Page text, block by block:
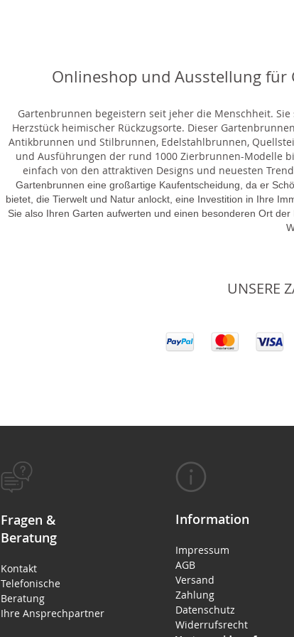
Onlineshop und Ausstellung
Gartenbrunnen begeistern seit jeher die Menschheit.
Herzstück heimischer Rückzugsorte. Dieser
Antikbrunnen und Stilbrunnen, Edelstahlbrunnen,
und Ausführungen der rund 1000 Zierbrunnen-Modelle
einfach von den attraktiven Designs und neuesten
Gartenbrunnen eine großartige Kaufentscheidung, da er
bietet, die Tierwelt und Natur anlockt, eine Investition in Ihre
Sie also Ihren Garten aufwerten und einen besonderen Ort
UNSERE
Fragen &
Beratung
Kontakt
Telefonische
Beratung
Ihre Ansprechpartner
Information
Impressum
AGB
Versand
Zahlung
Datenschutz
Widerrufsrecht